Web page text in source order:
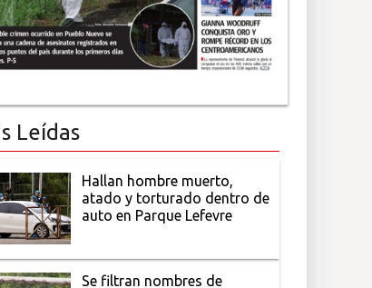
Leídas
Hallan hombre muerto,
atado y torturado dentro de
auto en Parque Lefevre
Se filtran nombres de